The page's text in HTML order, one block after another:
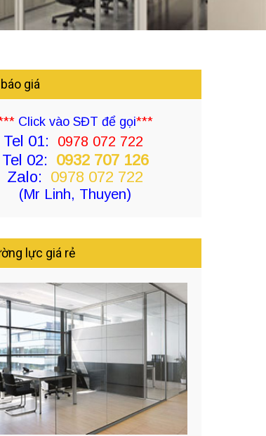
giá
Click vào SĐT để gọi***
Tel 01: 0978 072 722
Tel 02: 0932 707 126
Zalo: 0978 072 722
(Mr Linh, Thuyen)
lực giá rẻ